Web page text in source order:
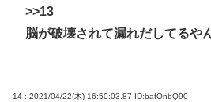
>>13
脳が破壊されて漏れだしてるや
14 : 2021/04/22(木) 16:50:03.87 ID:bafOnbQ90